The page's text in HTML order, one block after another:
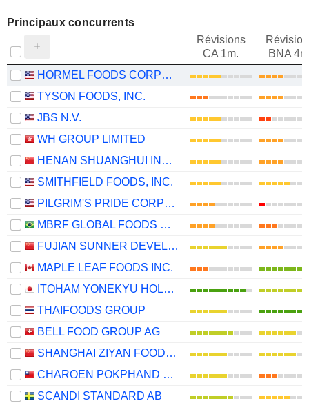
Principaux concurrents
Révisions
CA 1m.
BNA
HORMEL FOODS CORPORATION
TYSON FOODS, INC.
JBS N.V.
WH GROUP LIMITED
HENAN SHUANGHUI INVESTMENT & DEVELOPMENT CO.,LTD.
SMITHFIELD FOODS, INC.
PILGRIM'S PRIDE CORPORATION
MBRF GLOBAL FOODS COMPANY S.A.
FUJIAN SUNNER DEVELOPMENT CO., LTD.
MAPLE LEAF FOODS INC.
ITOHAM YONEKYU HOLDINGS INC.
THAIFOODS GROUP
BELL FOOD GROUP AG
SHANGHAI ZIYAN FOODS CO., LTD.
CHAROEN POKPHAND ENTERPRISE (TAIWAN) CO., LTD.
SCANDI STANDARD AB